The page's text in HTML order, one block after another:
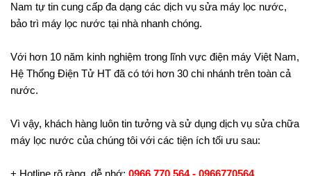
Nam tự tin cung cấp đa dạng các dịch vụ sửa máy lọc nước,
bảo trì máy lọc nước tại nhà nhanh chóng.
Với hơn 10 năm kinh nghiệm trong lĩnh vực điện máy Việt Nam,
Hệ Thống Điện Tử HT đã có tới hơn 30 chi nhánh trên toàn cả
nước.
Vì vậy, khách hàng luôn tin tưởng và sử dụng dịch vụ sửa chữa
máy lọc nước của chúng tôi với các tiện ích tối ưu sau:
+ Hotline rõ ràng, dễ nhớ: 0966 770 564 - 0966770564